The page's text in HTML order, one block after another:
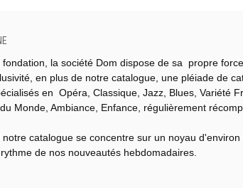
la société Dom dispose de sa propre
en plus de notre catalogue, une pléiade de
en Opéra, Classique, Jazz, Blues, Variété
Monde, Ambiance, Enfance, régulièrement
catalogue se concentre sur un noyau d'environ
de nos nouveautés hebdomadaires.